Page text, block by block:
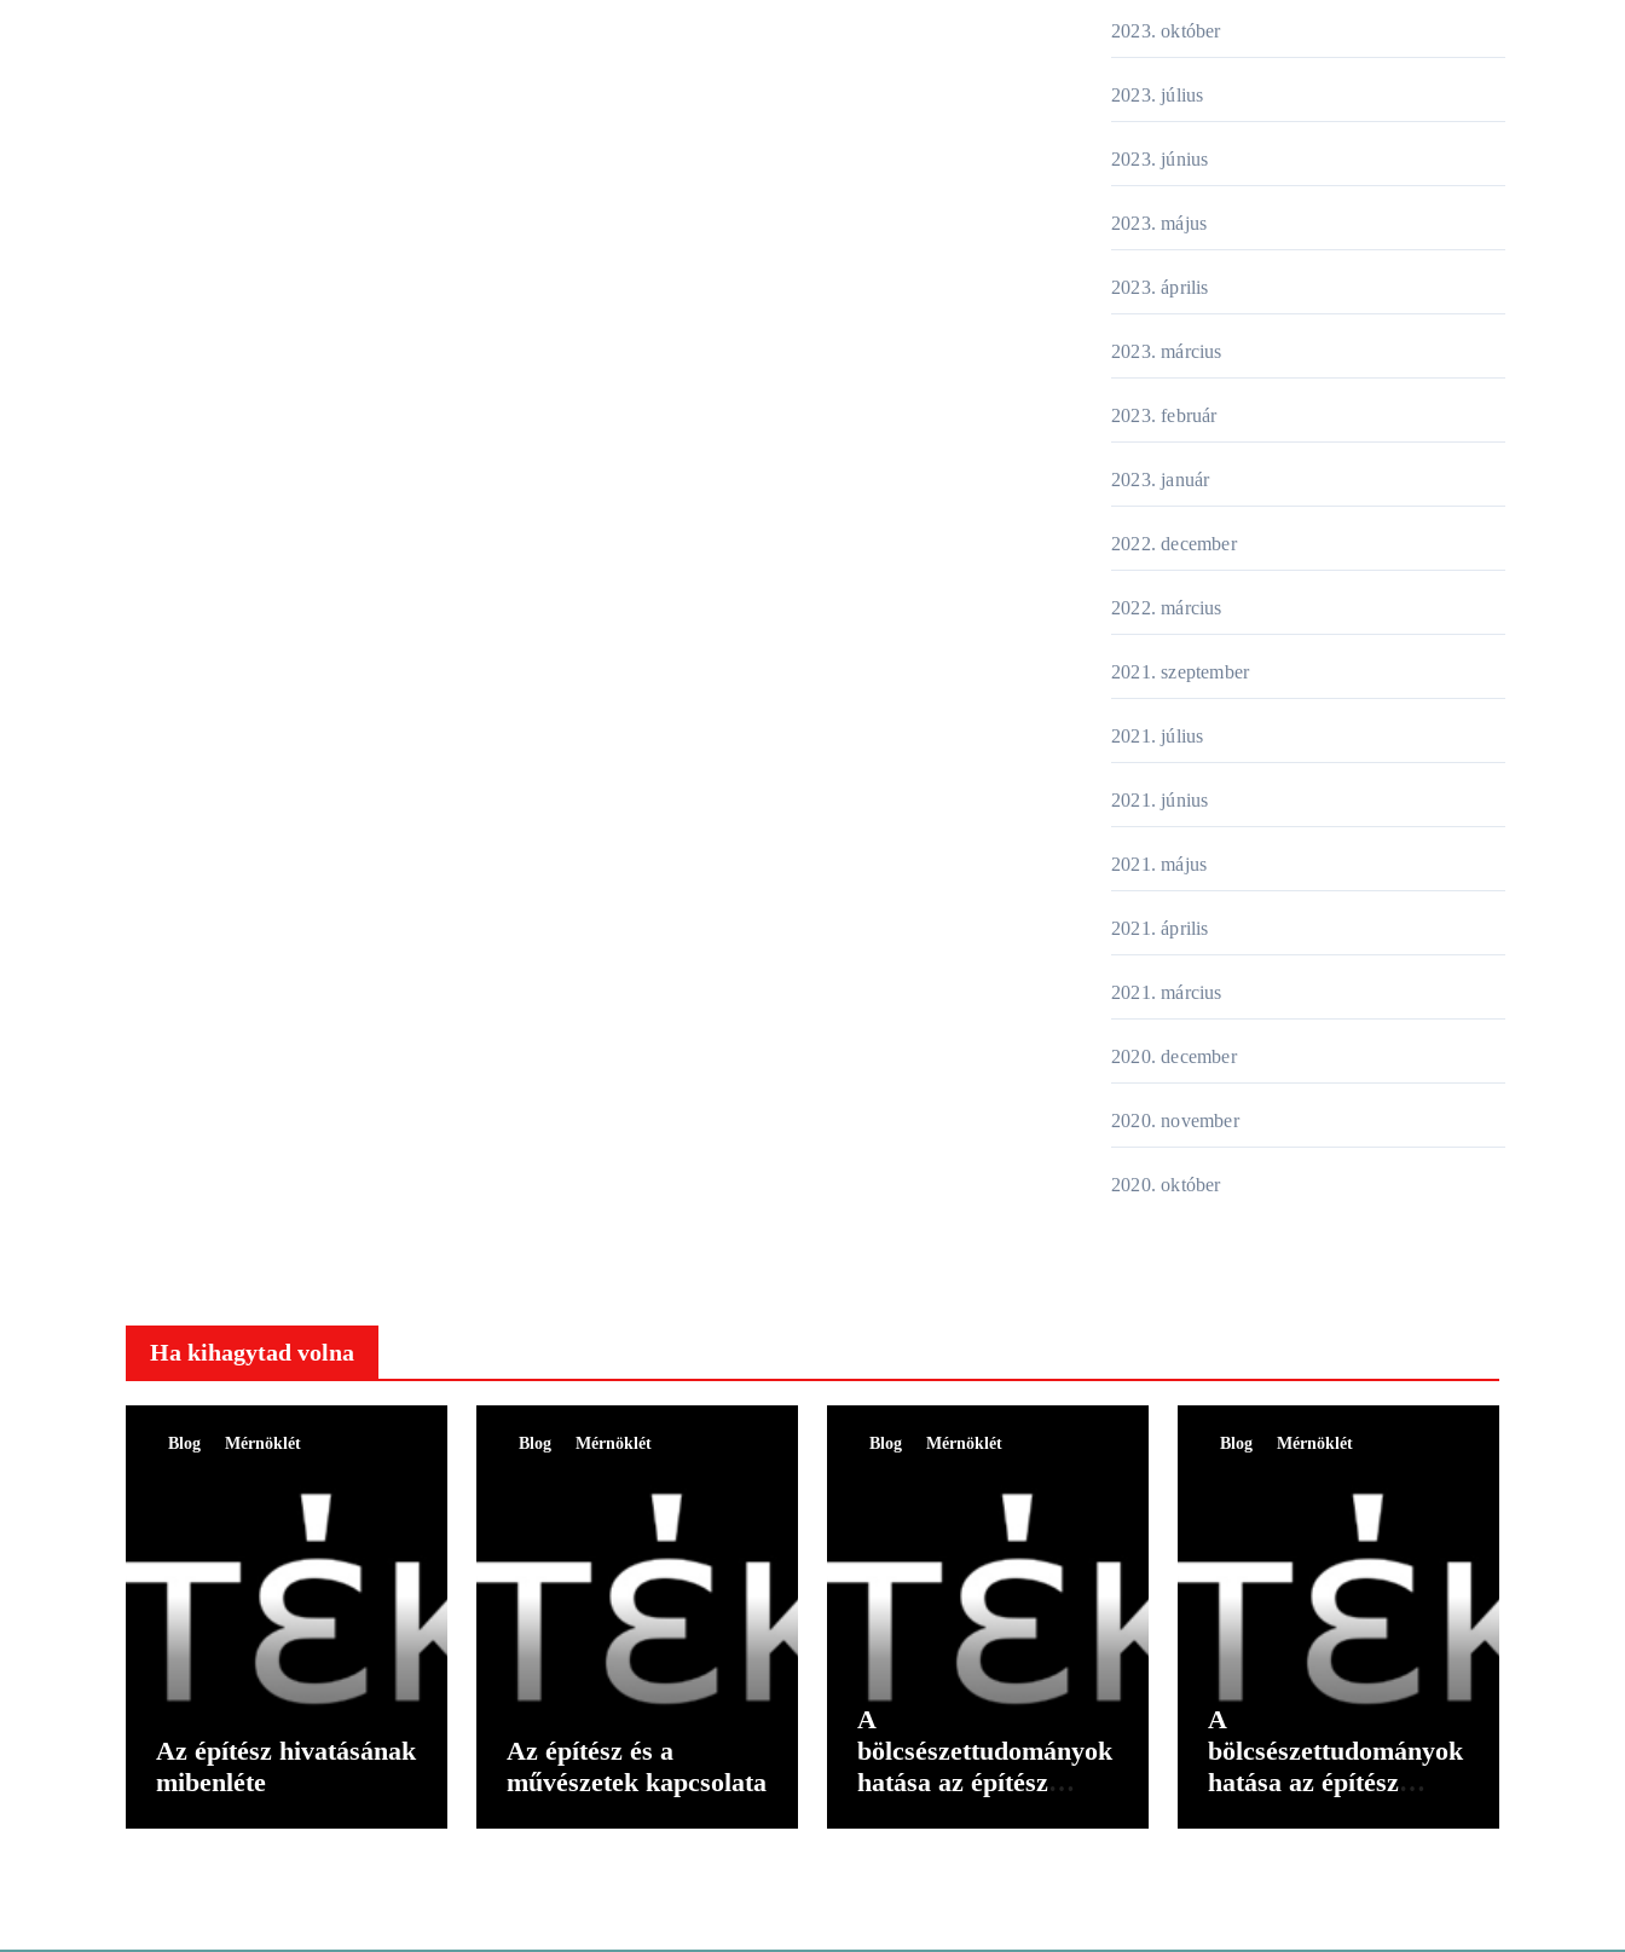
2023. október
2023. július
2023. június
2023. május
2023. április
2023. március
2023. február
2023. január
2022. december
2022. március
2021. szeptember
2021. július
2021. június
2021. május
2021. április
2021. március
2020. december
2020. november
2020. október
Ha kihagytad volna
Blog Mérnöklét
Az építész hivatásának
mibenléte
Blog Mérnöklét
Az építész és a
művészetek kapcsolata
Blog Mérnöklét
A
bölcsészettudományok
hatása az építész
Blog Mérnöklét
A
bölcsészettudományok
hatása az építész